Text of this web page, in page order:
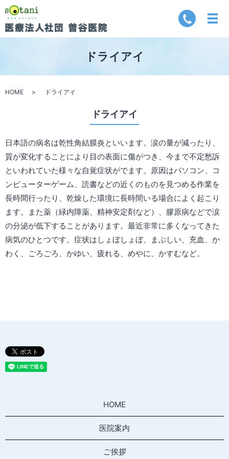
ドライアイ
HOME ドライアイ
ドライアイ
日本語の病名は乾性角結膜炎といいます。涙の量が減ったり、
質が変化することにより目の表面に傷がつき、今まで不定愁訴
といわれていた様々な自覚症状がでます。原因はパソコン、コ
ンピューターゲーム、読書などの近くのものを見つめる作業を
長時間行ったり、乾燥した環境に長時間いる場合によく起こり
ます。また薬（緑内障薬、精神安定剤など）、膠原病などで涙
の分泌が低下することがあります。最近非常に多くなってきた
病気のひとつです。症状はしょぼしょぼ、まぶしい、充血、か
わく、ごろごろ、かゆい、疲れる、めやに、かすむなど。
HOME
医院案内
ご挨拶